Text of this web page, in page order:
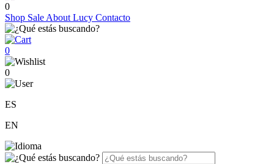
0
Shop Sale About Lucy Contacto
0
0
ES
EN